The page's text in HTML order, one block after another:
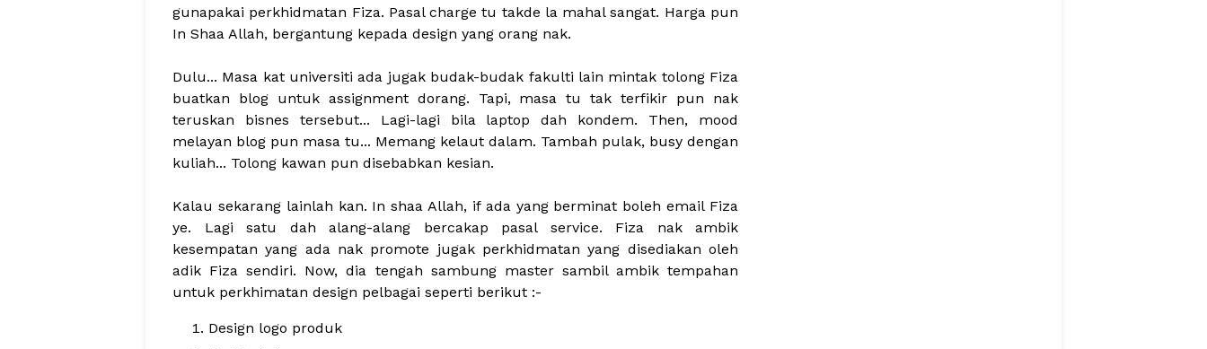
gunapakai perkhidmatan Fiza. Pasal charge tu takde la mahal sangat. Harga pun
In Shaa Allah, bergantung kepada design yang orang nak.
Dulu... Masa kat universiti ada jugak budak-budak fakulti lain mintak tolong Fiza
buatkan blog untuk assignment dorang. Tapi, masa tu tak terfikir pun nak
teruskan bisnes tersebut... Lagi-lagi bila laptop dah kondem. Then, mood
melayan blog pun masa tu... Memang kelaut dalam. Tambah pulak, busy dengan
kuliah... Tolong kawan pun disebabkan kesian.
Kalau sekarang lainlah kan. In shaa Allah, if ada yang berminat boleh email Fiza
ye. Lagi satu dah alang-alang bercakap pasal service. Fiza nak ambik
kesempatan yang ada nak promote jugak perkhidmatan yang disediakan oleh
adik Fiza sendiri. Now, dia tengah sambung master sambil ambik tempahan
untuk perkhimatan design pelbagai seperti berikut :-
Design logo produk